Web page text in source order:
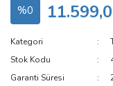
%0
Kategori
Stok Kodu
Garanti Süresi